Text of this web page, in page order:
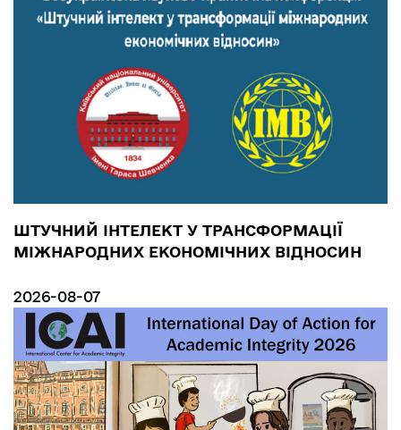
ШТУЧНИЙ ІНТЕЛЕКТ У ТРАНСФОРМАЦІЇ
МІЖНАРОДНИХ ЕКОНОМІЧНИХ ВІДНОСИН
2026-08-07